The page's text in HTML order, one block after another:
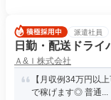
派遣社員
日勤・配送ドライ
Ａ&Ｉ株式会社
【月収例34万円以
で稼げます◎ 普通...